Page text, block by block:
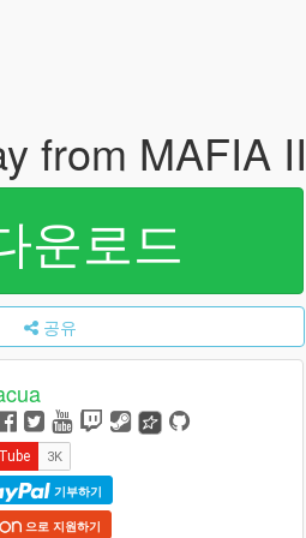
from MAFIA
운로드
공유
기부하기
으로 지원하기